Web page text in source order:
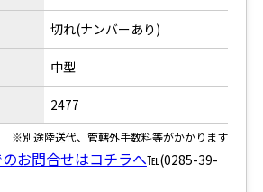
切れ(ナンバーあり)
中型
2477
※別途陸送代、管轄外手数料等がかかります
お問合せはコチラへ℡(0285-39-